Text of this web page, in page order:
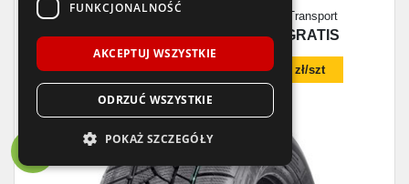
Dostępność
8-16 szt.
Wysyłka
24-48h 2026/2025
Transport
GRATIS
Dodaj czujnik TPMS w koszyku za115 zł/szt
FUNKCJONALNOŚĆ
AKCEPTUJ WSZYSTKIE
ODRZUĆ WSZYSTKIE
POKAŻ SZCZEGÓŁY